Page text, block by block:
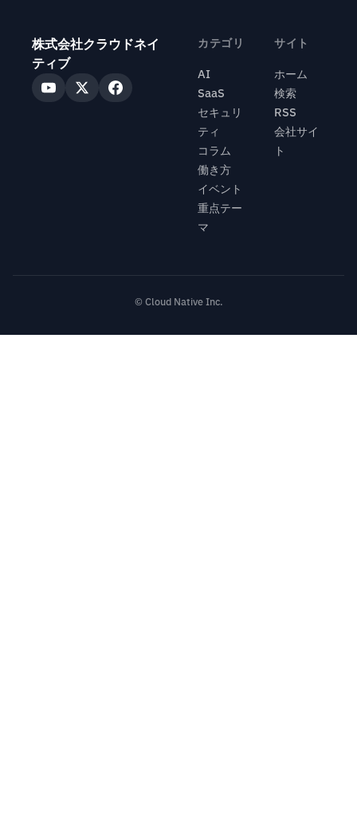
株式会社クラウドネイ
ティブ
カテゴリ
AI
SaaS
セキュリ
ティ
コラム
働き方
イベント
重点テー
マ
サイト
ホーム
検索
RSS
会社サイ
ト
© Cloud Native Inc.